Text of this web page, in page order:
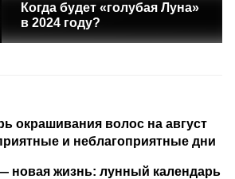
Когда будет «голубая Луна»
в 2024 году?
окрашивания волос на август
и неблагоприятные дни
новая жизнь: лунный календарь